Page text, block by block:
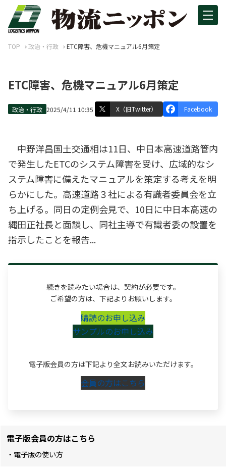
TOP 政治・行政 ETC障害、危機マニュアル6月策定
ETC障害、危機マニュアル6月策定
政治・行政 2025/4/11 10:35 X（旧Twitter） Facebook
中野洋昌国土交通相は11日、中日本高速道路管内
で発生したETCのシステム障害を受け、広域的なシ
ステム障害に備えたマニュアルを策定する考えを明
らかにした。高速道路３社による有識者委員会を立
ち上げる。同日の定例会見で、10日に中日本高速の
縄田正社長と面談し、同社主導で有識者委の設置を
指示したことを報告...
続きを読みたい場合は、契約が必要です。
ご希望の方は、下記よりお願いします。
購読のお申し込み
サンプルのお申し込み
電子版会員の方は下記より全文お読みいただけます。
会員の方はこちら
電子版会員の方はこちら
・電子版の使い方